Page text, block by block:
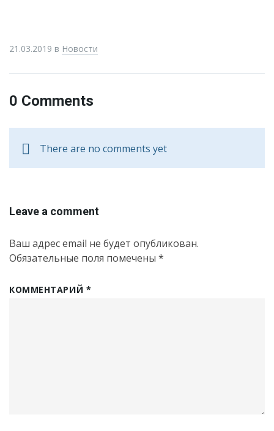
21.03.2019 в Новости
0 Comments
There are no comments yet
Leave a comment
Ваш адрес email не будет опубликован.
Обязательные поля помечены *
КОММЕНТАРИЙ *